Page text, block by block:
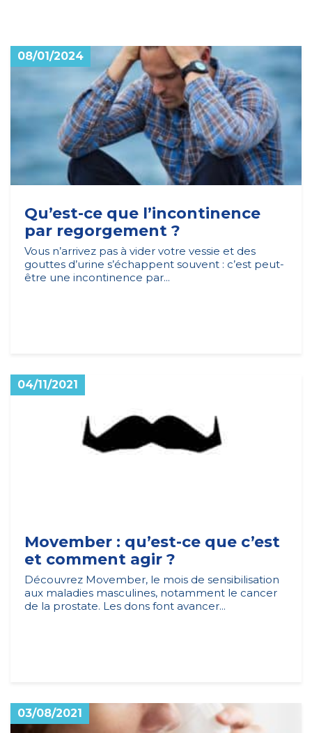
08/01/2024
Qu’est-ce que l’incontinence
par regorgement ?
Vous n’arrivez pas à vider votre vessie et des
gouttes d’urine s’échappent souvent : c’est peut-
être une incontinence par...
04/11/2021
Movember : qu’est-ce que c’est
et comment agir ?
Découvrez Movember, le mois de sensibilisation
aux maladies masculines, notamment le cancer
de la prostate. Les dons font avancer...
03/08/2021